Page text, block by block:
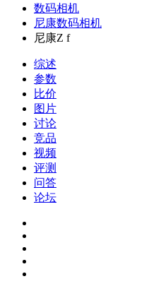
数码相机
尼康数码相机
尼康Z f
综述
参数
比价
图片
讨论
竞品
视频
评测
问答
论坛